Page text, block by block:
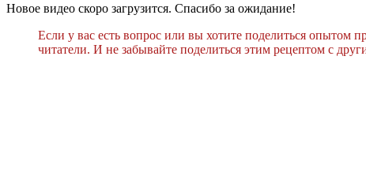
Новое видео скоро загрузится. Спасибо за ожидание!
Если у вас есть вопрос или вы хотите поделиться опытом
читатели. И не забывайте поделиться этим рецептом с